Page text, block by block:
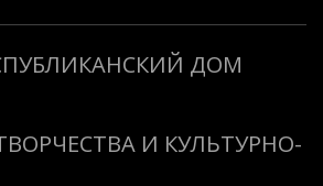
ДОМ
И КУЛЬТУРНО-